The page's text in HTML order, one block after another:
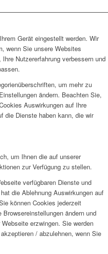
Gerät eingestellt werden. Wir
wenn Sie unsere Websites
Nutzererfahrung verbessern und
um mehr zu
ändern. Beachten Sie,
Auswirkungen auf Ihre
die Dienste haben kann, die wir
um Ihnen die auf unserer
zur Verfügung zu stellen.
verfügbaren Dienste und
die Ablehnung Auswirkungen auf
können Cookies jederzeit
ändern und
erzwingen. Sie werden
/ abzulehnen, wenn Sie